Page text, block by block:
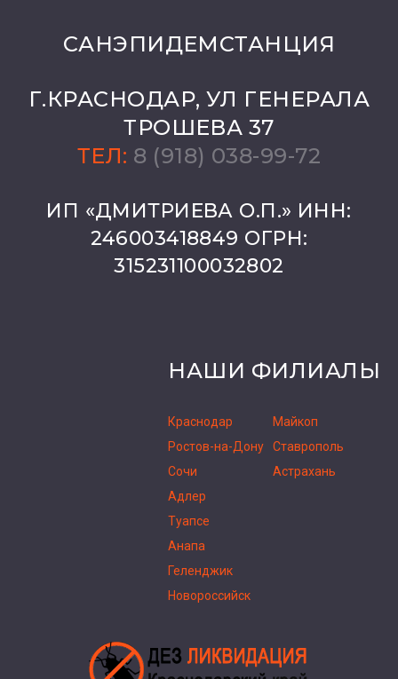
САНЭПИДЕМСТАНЦИЯ
Г.КРАСНОДАР, УЛ ГЕНЕРАЛА
ТРОШЕВА 37
ТЕЛ: 8 (918) 038-99-72
ИП «ДМИТРИЕВА О.П.» ИНН:
246003418849 ОГРН:
315231100032802
НАШИ ФИЛИАЛЫ
Краснодар
Ростов-на-Дону
Сочи
Адлер
Туапсе
Анапа
Геленджик
Новороссийск
Майкоп
Ставрополь
Астрахань